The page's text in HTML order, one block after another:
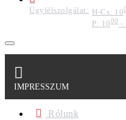
Ügyfélszolgálat: H-Cs: 10
P: 1000-
IMPRESSZUM
Rólunk